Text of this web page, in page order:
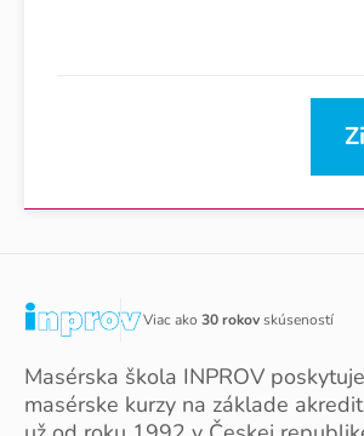
Viac ako 30 rokovskúseností
Masérska škola INPROV
masérske kurzy na základe